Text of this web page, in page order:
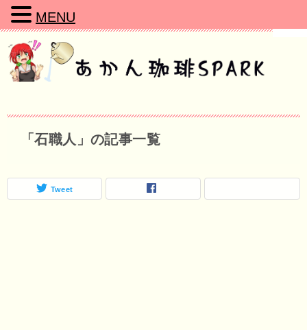
「石職人」の記事一覧
Tweet
MENU